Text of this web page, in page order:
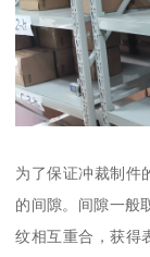
为了保证冲裁制件
的间隙。间隙一般
纹相互重合，获得